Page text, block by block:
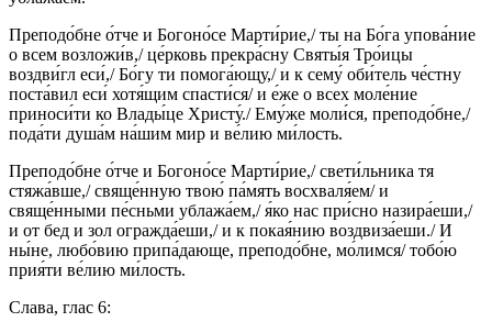
Преподо́бне о́тче и Богоно́се Марти́рие,/ ты на Бо́га упова́ние
о всем возложи́в,/ це́рковь прекра́сну Святы́я Тро́ицы
воздви́гл еси́,/ Бо́гу ти помога́ющу,/ и к сему́ оби́тель че́стну
поста́вил еси́ хотя́щим спасти́ся/ и е́же о всех моле́ние
приноси́ти ко Влады́це Христу́./ Ему́же моли́ся, преподо́бне,/
пода́ти душа́м на́шим мир и ве́лию ми́лость.
Преподо́бне о́тче и Богоно́се Марти́рие,/ свети́льника тя
стяжа́вше,/ свяще́нную твою́ па́мять восхваля́ем/ и
свяще́нными пе́сньми ублажа́ем,/ я́ко нас при́сно назира́еши,/
и от бед и зол огражда́еши,/ и к покая́нию воздвиза́еши./ И
ны́не, любо́вию припа́дающе, преподо́бне, мо́лимся/ тобо́ю
прия́ти ве́лию ми́лость.
Слава, глас 6: